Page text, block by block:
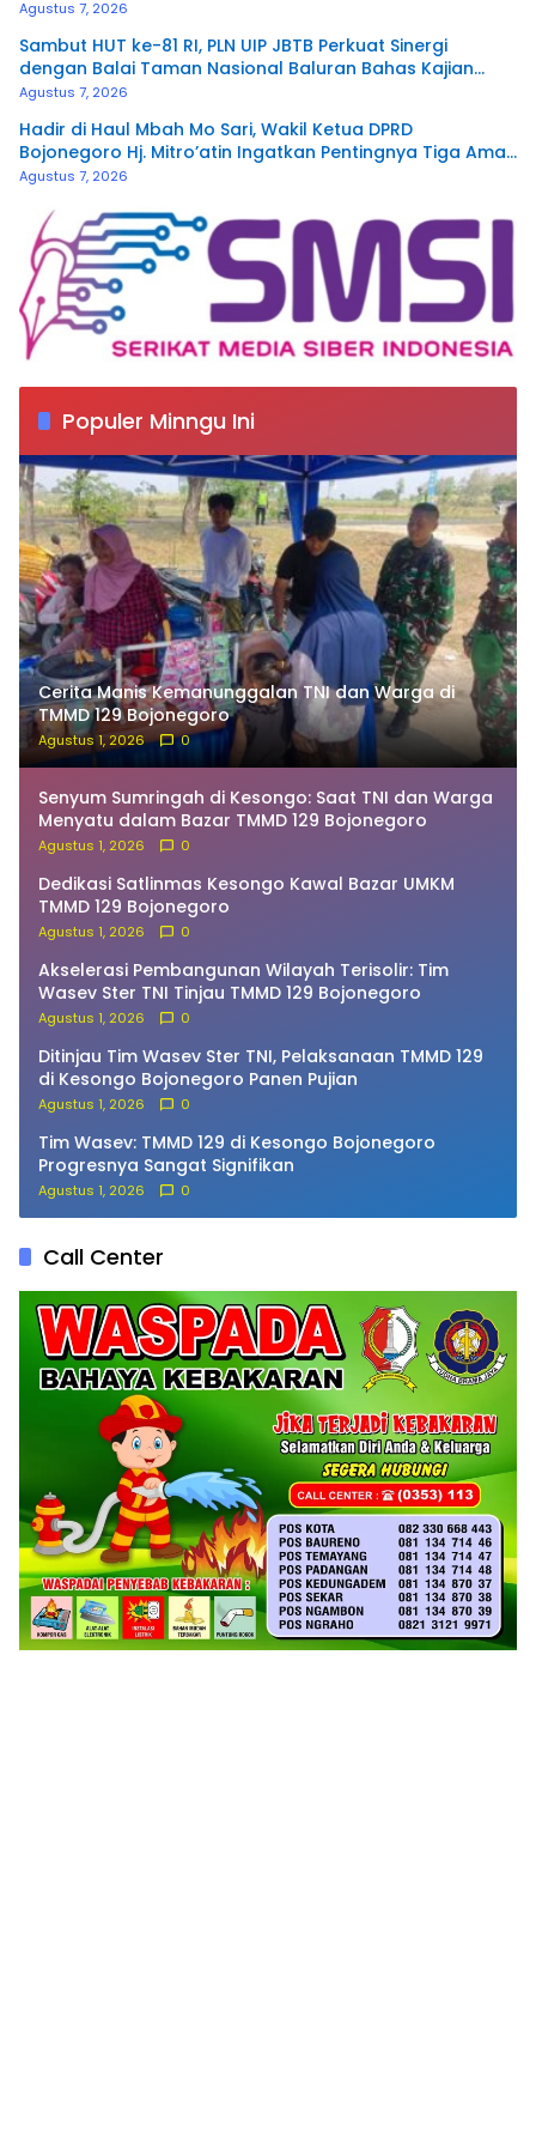
Agustus 7, 2026
Sambut HUT ke-81 RI, PLN UIP JBTB Perkuat Sinergi
dengan Balai Taman Nasional Baluran Bahas Kajian
Rencana Proyek SUTET 500 kV Paiton–
Agustus 7, 2026
Hadir di Haul Mbah Mo Sari, Wakil Ketua DPRD
Bojonegoro Hj. Mitro’atin Ingatkan Pentingnya Tiga Amal
Pengalir Pahala
Agustus 7, 2026
Populer Minngu Ini
Cerita Manis Kemanunggalan TNI dan Warga di
TMMD 129 Bojonegoro
Agustus 1, 2026 0
Senyum Sumringah di Kesongo: Saat TNI dan Warga
Menyatu dalam Bazar TMMD 129 Bojonegoro
Agustus 1, 2026 0
Dedikasi Satlinmas Kesongo Kawal Bazar UMKM
TMMD 129 Bojonegoro
Agustus 1, 2026 0
Akselerasi Pembangunan Wilayah Terisolir: Tim
Wasev Ster TNI Tinjau TMMD 129 Bojonegoro
Agustus 1, 2026 0
Ditinjau Tim Wasev Ster TNI, Pelaksanaan TMMD 129
di Kesongo Bojonegoro Panen Pujian
Agustus 1, 2026 0
Tim Wasev: TMMD 129 di Kesongo Bojonegoro
Progresnya Sangat Signifikan
Agustus 1, 2026 0
Call Center